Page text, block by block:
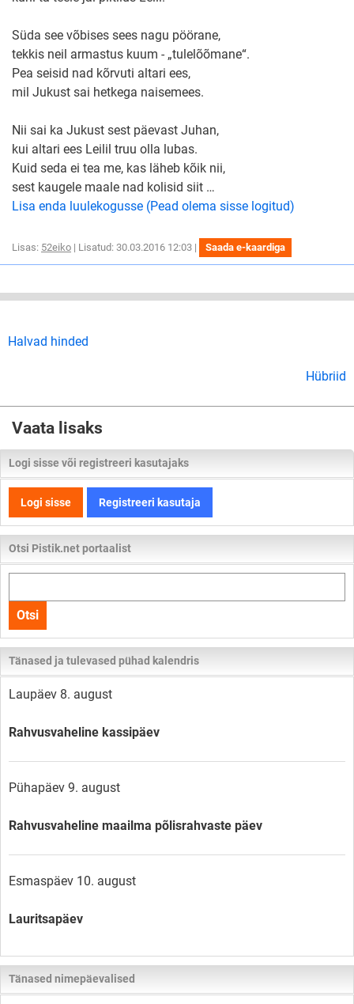
Süda see võbises sees nagu pöörane,
tekkis neil armastus kuum - „tulelõõmane“.
Pea seisid nad kõrvuti altari ees,
mil Jukust sai hetkega naisemees.
Nii sai ka Jukust sest päevast Juhan,
kui altari ees Leilil truu olla lubas.
Kuid seda ei tea me, kas läheb kõik nii,
sest kaugele maale nad kolisid siit …
Lisa enda luulekogusse (Pead olema sisse logitud)
Lisas: 52eiko | Lisatud: 30.03.2016 12:03 | Saada e-kaardiga
Halvad hinded
Hübriid
Vaata lisaks
Logi sisse või registreeri kasutajaks
Logi sisse Registreeri kasutaja
Otsi Pistik.net portaalist
kogu
lehelt
Otsi
Tänased ja tulevased pühad kalendris
Laupäev 8. august
Rahvusvaheline kassipäev
Pühapäev 9. august
Rahvusvaheline maailma põlisrahvaste päev
Esmaspäev 10. august
Lauritsapäev
Tänased nimepäevalised